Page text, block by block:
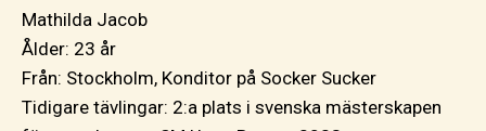
Mathilda Jacob
Ålder: 23 år
Från: Stockholm, Konditor på Socker Sucker
Tidigare tävlingar: 2:a plats i svenska mästerskapen